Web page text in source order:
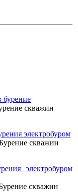
бурение
скважин
электробуром
скважин
электробуром
скважин